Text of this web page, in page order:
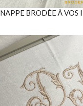
NAPPE BRODÉE À VOS